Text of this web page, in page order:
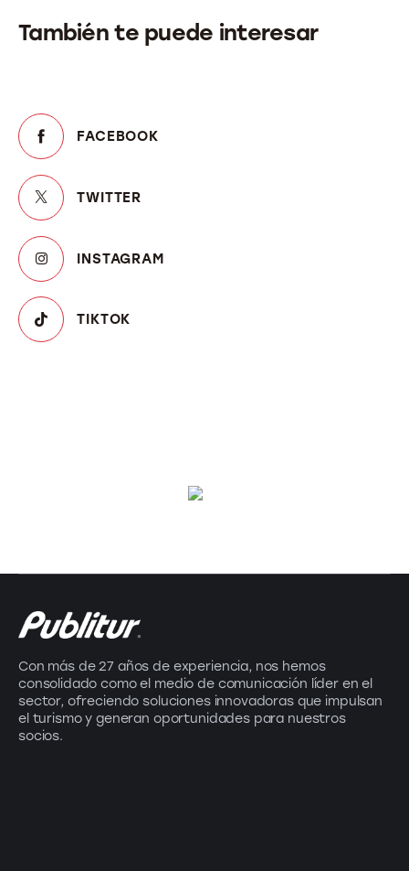
También te puede interesar
FACEBOOK
TWITTER
INSTAGRAM
TIKTOK
Con más de 27 años de experiencia, nos hemos
consolidado como el medio de comunicación líder en el
sector, ofreciendo soluciones innovadoras que impulsan
el turismo y generan oportunidades para nuestros
socios.